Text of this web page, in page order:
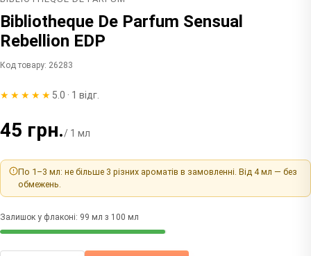
Bibliotheque De Parfum Sensual
Rebellion EDP
Код товару: 26283
★★★★★ 5.0 · 1 відг.
45 грн./ 1 мл
По 1–3 мл: не більше 3 різних ароматів в замовленні. Від 4 мл — без
обмежень.
Залишок у флаконі: 99 мл з 100 мл